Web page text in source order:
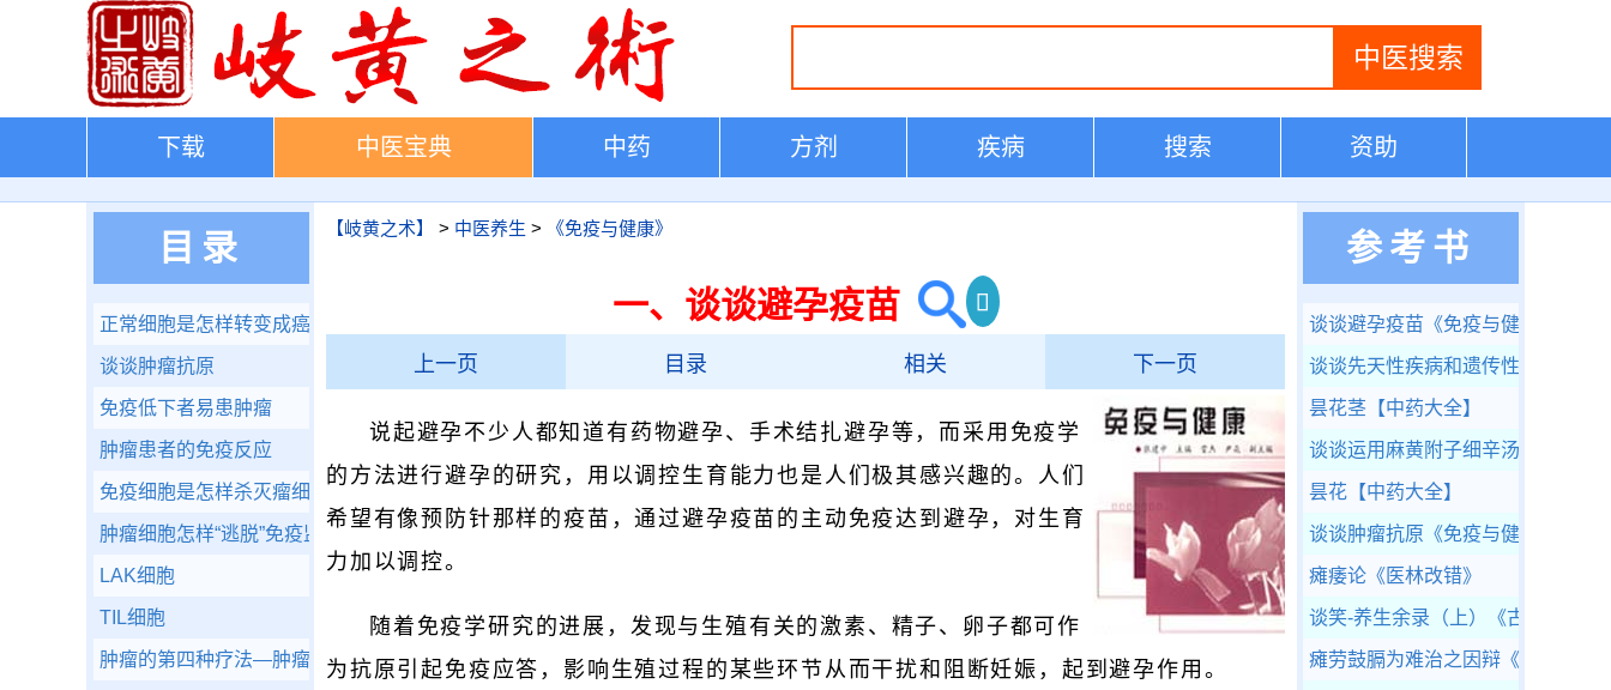
下载 中医宝典 中药 方剂 疾病 搜索 资助
【岐黄之术】 > 中医养生 > 《免疫与健康》
一、谈谈避孕疫苗
上一页 目录 相关 下一页
说起避孕不少人都知道有药物避孕、手术结扎避孕等，而采用免疫学
的方法进行避孕的研究，用以调控生育能力也是人们极其感兴趣的。人们
希望有像预防针那样的疫苗，通过避孕疫苗的主动免疫达到避孕，对生育
力加以调控。
随着免疫学研究的进展，发现与生殖有关的激素、精子、卵子都可作
为抗原引起免疫应答，影响生殖过程的某些环节从而干扰和阻断妊娠，起到避孕作用。
目录
正常细胞是怎样转变成癌细胞的
谈谈肿瘤抗原
免疫低下者易患肿瘤
肿瘤患者的免疫反应
免疫细胞是怎样杀灭瘤细胞的
肿瘤细胞怎样“逃脱”免疫监视
LAK细胞
TIL细胞
肿瘤的第四种疗法—肿瘤生物疗法
参考书
谈谈避孕疫苗 《免疫与健康》
谈谈先天性疾病和遗传性疾病
昙花茎 【中药大全】
谈谈运用麻黄附子细辛汤的几种思
昙花 【中药大全】
谈谈肿瘤抗原 《免疫与健康》
瘫痿论 《医林改错》
谈笑-养生余录（上） 《古今医统大
瘫劳鼓膈为难治之因辩 《侣山堂类